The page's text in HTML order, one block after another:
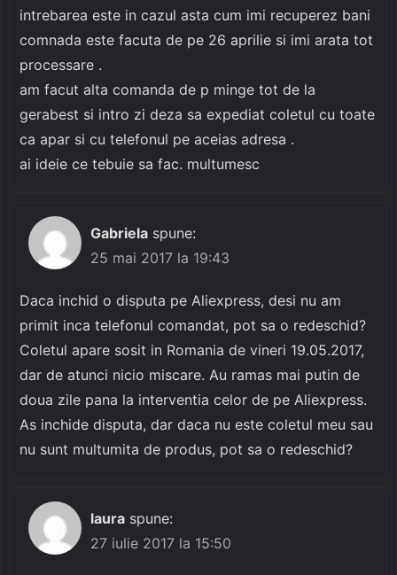
intrebarea este in cazul asta cum imi recuperez bani
comnada este facuta de pe 26 aprilie si imi arata tot
processare .
am facut alta comanda de p minge tot de la
gerabest si intro zi deza sa expediat coletul cu toate
ca apar si cu telefonul pe aceias adresa .
ai ideie ce tebuie sa fac. multumesc
Gabriela spune:
25 mai 2017 la 19:43
Daca inchid o disputa pe Aliexpress, desi nu am
primit inca telefonul comandat, pot sa o redeschid?
Coletul apare sosit in Romania de vineri 19.05.2017,
dar de atunci nicio miscare. Au ramas mai putin de
doua zile pana la interventia celor de pe Aliexpress.
As inchide disputa, dar daca nu este coletul meu sau
nu sunt multumita de produs, pot sa o redeschid?
laura spune:
27 iulie 2017 la 15:50